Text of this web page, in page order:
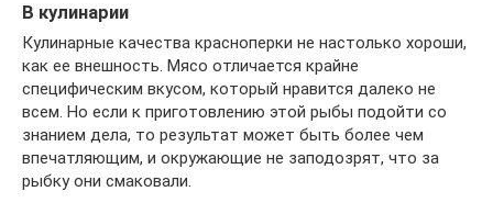
В кулинарии
Кулинарные качества красноперки не настолько хороши,
как ее внешность. Мясо отличается крайне
специфическим вкусом, который нравится далеко не
всем. Но если к приготовлению этой рыбы подойти со
знанием дела, то результат может быть более чем
впечатляющим, и окружающие не заподозрят, что за
рыбку они смаковали.